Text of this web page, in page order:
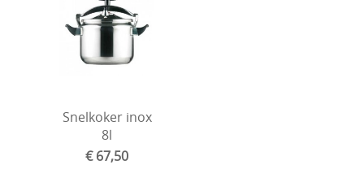
Snelkoker inox
8l
€ 67,50